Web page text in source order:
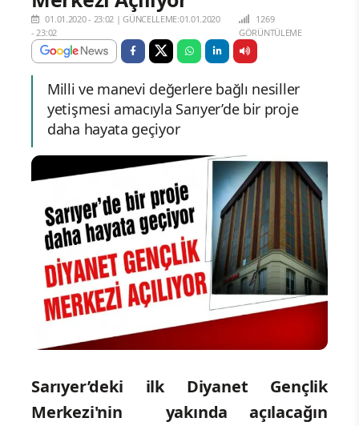
01.01.2020 - 23:02 |GÜNCELLEME:01.01.2020
- 23:02
1269
GÖRÜNTÜLEME
Milli ve manevi değerlere bağlı nesiller
yetişmesi amacıyla Sarıyer’de bir proje
daha hayata geçiyor
Sarıyer’deki ilk Diyanet Gençlik
Merkezi'nin yakında açılacağın